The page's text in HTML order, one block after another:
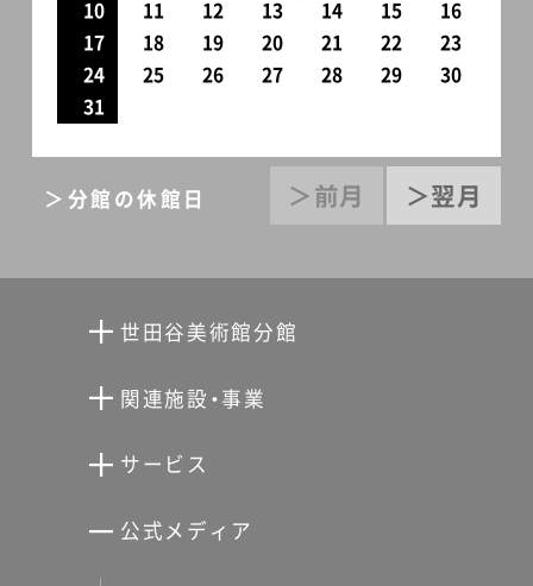
10
11 12 13 14 15
16
17
18 19 20 21 22
23
24
25 26 27 28 29
30
31
＞前月 ＞翌月
＞分館の休館日
世田谷美術館分館
分館スケジュール
関連施設・事業
世田谷文学館
サービス
せたがやアーツカード
公式メディア